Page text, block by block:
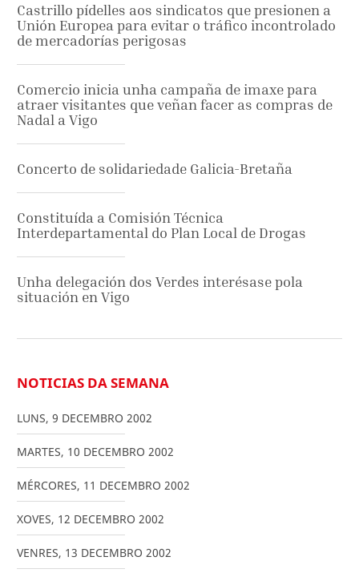
Castrillo pídelles aos sindicatos que presionen a
Unión Europea para evitar o tráfico incontrolado
de mercadorías perigosas
Comercio inicia unha campaña de imaxe para
atraer visitantes que veñan facer as compras de
Nadal a Vigo
Concerto de solidariedade Galicia-Bretaña
Constituída a Comisión Técnica
Interdepartamental do Plan Local de Drogas
Unha delegación dos Verdes interésase pola
situación en Vigo
NOTICIAS DA SEMANA
LUNS, 9 DECEMBRO 2002
MARTES, 10 DECEMBRO 2002
MÉRCORES, 11 DECEMBRO 2002
XOVES, 12 DECEMBRO 2002
VENRES, 13 DECEMBRO 2002